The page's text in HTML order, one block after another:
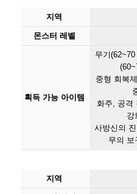
지역
몬스터 레벨
획득 가능 아이템
무기
중형 회복
화주, 공격
강
사방신의
무의 보
지역